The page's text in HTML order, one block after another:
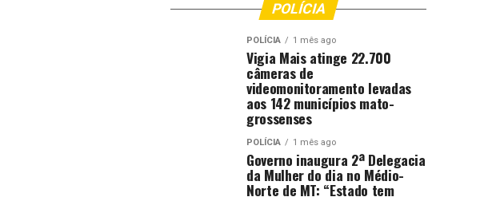
POLÍCIA
POLÍCIA 1 mês ago
Vigia Mais atinge 22.700
câmeras de
videomonitoramento levadas
aos 142 municípios mato-
grossenses
POLÍCIA 1 mês ago
Governo inaugura 2ª Delegacia
da Mulher do dia no Médio-
Norte de MT: “Estado tem